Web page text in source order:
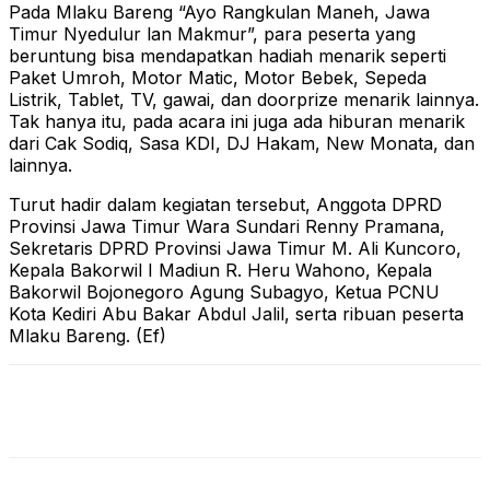
Pada Mlaku Bareng “Ayo Rangkulan Maneh, Jawa
Timur Nyedulur lan Makmur”, para peserta yang
beruntung bisa mendapatkan hadiah menarik seperti
Paket Umroh, Motor Matic, Motor Bebek, Sepeda
Listrik, Tablet, TV, gawai, dan doorprize menarik lainnya.
Tak hanya itu, pada acara ini juga ada hiburan menarik
dari Cak Sodiq, Sasa KDI, DJ Hakam, New Monata, dan
lainnya.
Turut hadir dalam kegiatan tersebut, Anggota DPRD
Provinsi Jawa Timur Wara Sundari Renny Pramana,
Sekretaris DPRD Provinsi Jawa Timur M. Ali Kuncoro,
Kepala Bakorwil I Madiun R. Heru Wahono, Kepala
Bakorwil Bojonegoro Agung Subagyo, Ketua PCNU
Kota Kediri Abu Bakar Abdul Jalil, serta ribuan peserta
Mlaku Bareng. (Ef)